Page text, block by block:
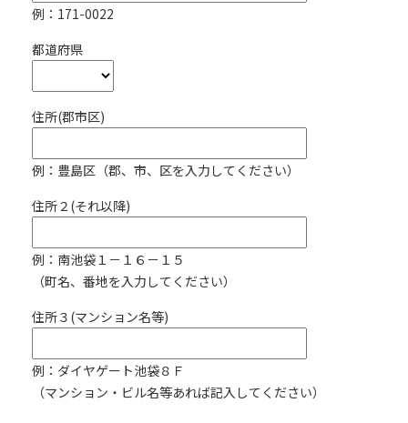
例：171-0022
都道府県
住所(郡市区)
例：豊島区（郡、市、区を入力してください）
住所２(それ以降)
例：南池袋１－１６－１５
（町名、番地を入力してください）
住所３(マンション名等)
例：ダイヤゲート池袋８Ｆ
（マンション・ビル名等あれば記入してください）